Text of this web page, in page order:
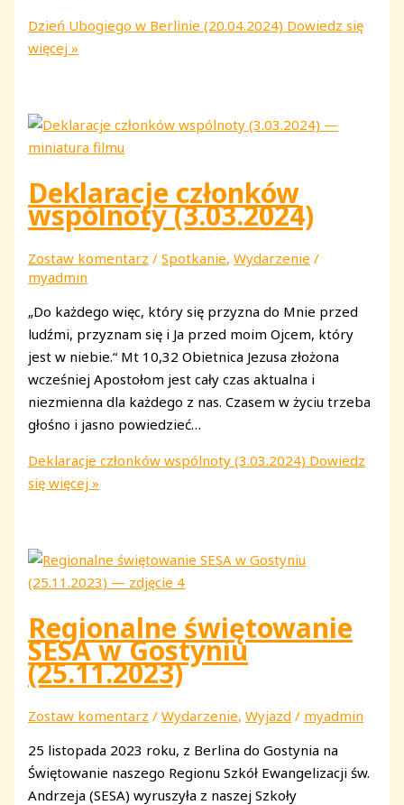
Dzień Ubogiego w Berlinie (20.04.2024) Dowiedz się
więcej »
Deklaracje członków
wspólnoty (3.03.2024)
Zostaw komentarz /Spotkanie,Wydarzenie /
myadmin
„Do każdego więc, który się przyzna do Mnie przed
ludźmi, przyznam się i Ja przed moim Ojcem, który
jest w niebie.“ Mt 10,32 Obietnica Jezusa złożona
wcześniej Apostołom jest cały czas aktualna i
niezmienna dla każdego z nas. Czasem w życiu trzeba
głośno i jasno powiedzieć…
Deklaracje członków wspólnoty (3.03.2024) Dowiedz
się więcej »
Regionalne świętowanie
SESA w Gostyniu
(25.11.2023)
Zostaw komentarz /Wydarzenie,Wyjazd / myadmin
25 listopada 2023 roku, z Berlina do Gostynia na
Świętowanie naszego Regionu Szkół Ewangelizacji św.
Andrzeja (SESA) wyruszyła z naszej Szkoły